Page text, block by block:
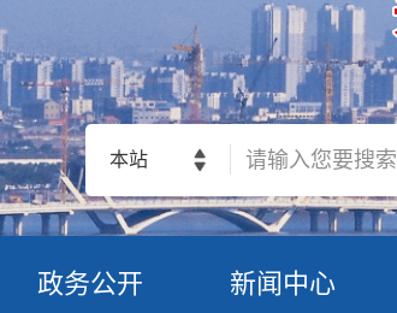
本站
政务公开 新闻中心